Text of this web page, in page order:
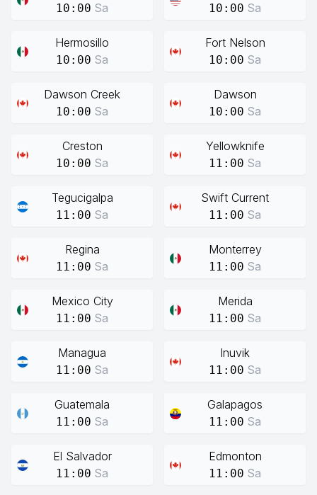
10:00 Sa 10:00 Sa
Hermosillo
10:00 Sa
Fort Nelson
10:00 Sa
Dawson Creek
10:00 Sa
Dawson
10:00 Sa
Creston
10:00 Sa
Yellowknife
11:00 Sa
Tegucigalpa
11:00 Sa
Swift Current
11:00 Sa
Regina
11:00 Sa
Monterrey
11:00 Sa
Mexico City
11:00 Sa
Merida
11:00 Sa
Managua
11:00 Sa
Inuvik
11:00 Sa
Guatemala
11:00 Sa
Galapagos
11:00 Sa
El Salvador
11:00 Sa
Edmonton
11:00 Sa